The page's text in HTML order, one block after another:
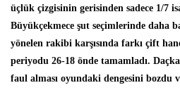
üçlük çizgisinin gerisinden sadece 1/7
Büyükçekmece şut seçimlerinde daha
yönelen rakibi karşısında farkı çift
periyodu 26-18 önde tamamladı.
faul alması oyundaki dengesini